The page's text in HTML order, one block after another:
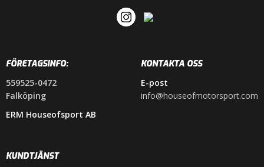
FÖRETAGSINFO:
559525-0472
Falköping
ERM Houseofsport AB
KONTAKTA OSS
E-post
info@houseofmotorsport.com
KUNDTJÄNST